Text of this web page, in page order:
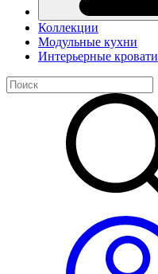
Коллекции
Модульные кухни
Интерьерные кровати